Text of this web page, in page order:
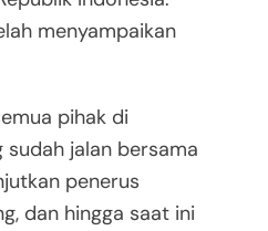
menyampaikan
pihak di
sudah jalan bersama
penerus
dan hingga saat ini